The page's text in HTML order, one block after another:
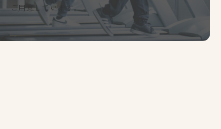
プライバシーポリシー
中文繁体
한국어
แบบไทย
ご用意しています。